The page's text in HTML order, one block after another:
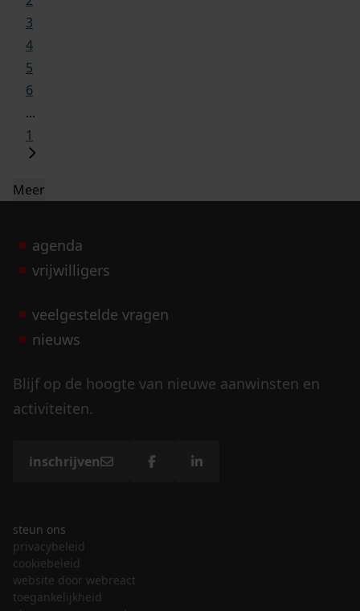
3
4
5
6
...
1
Meer
agenda
vrijwilligers
veelgestelde vragen
nieuws
Blijf op de hoogte van nieuwe aanwinsten en
activiteiten.
inschrijven
steun ons
privacybeleid
cookiebeleid
website door webreact
toegankelijkheid